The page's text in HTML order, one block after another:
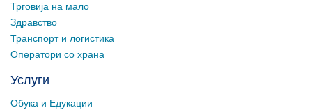
Трговија на мало
Здравство
Транспорт и логистика
Оператори со храна
Услуги
Обука и Едукации